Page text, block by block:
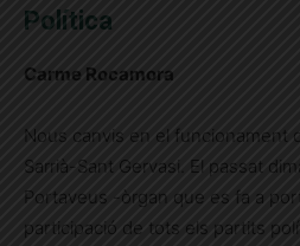
Política
Carme Rocamora
Nous canvis en el funcionament
Sarrià-Sant Gervasi. El passat
Portaveus -òrgan que es fa a
participació de tots els partits